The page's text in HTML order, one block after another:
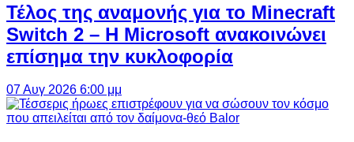
Τέλος της αναμονής για το Minecraft
Switch 2 – Η Microsoft ανακοινώνει
επίσημα την κυκλοφορία
07 Αυγ 2026 6:00 μμ